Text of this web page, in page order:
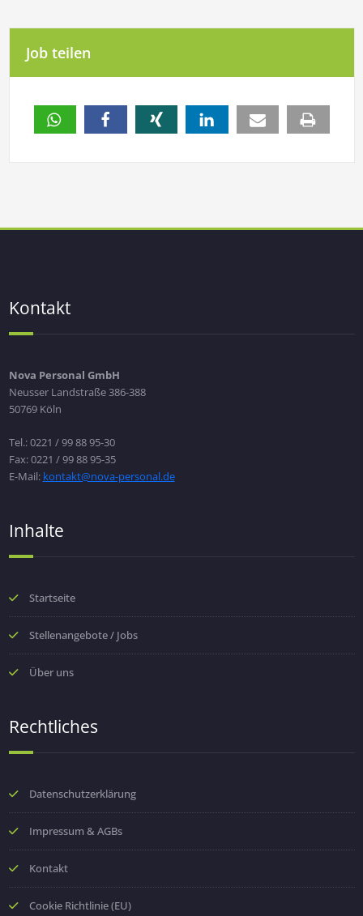
Job teilen
Kontakt
Nova Personal GmbH
Neusser Landstraße 386-388
50769 Köln
Tel.: 0221 / 99 88 95-30
Fax: 0221 / 99 88 95-35
E-Mail: kontakt@nova-personal.de
Inhalte
Startseite
Stellenangebote / Jobs
Über uns
Rechtliches
Datenschutzerklärung
Impressum & AGBs
Kontakt
Cookie Richtlinie (EU)